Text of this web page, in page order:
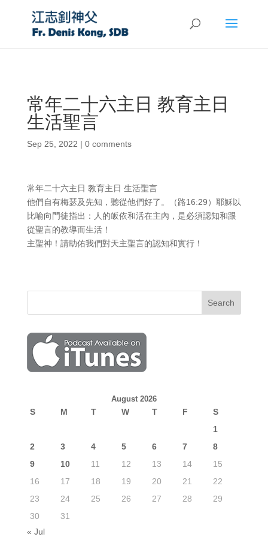
常年二十六主日 教育主日
生活聖言
Sep 25, 2022 | 0 comments
常年二十六主日 教育主日 生活聖言
他們自有梅瑟及先知，聽從他們好了。（路16:29）耶穌以
比喻向門徒指出：人的皈依和活在主內，是必須認知和跟
從聖言的教導而生活！
主聖神！請助佑我們對天主聖言的認知和實行！
August 2026
S M T W T F
S
1
2
3 4 5 6 7
8
9
10 11 12 13 14
15
16
17 18 19 20 21
22
23
24 25 26 27 28
29
30
31
« Jul